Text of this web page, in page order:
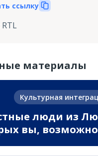
ссылку
RTL
материалы
Культурная
люди из
вы,